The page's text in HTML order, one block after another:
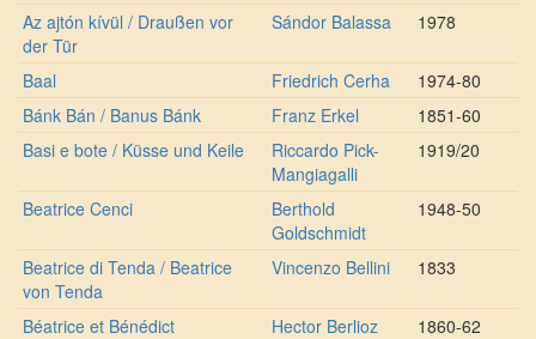
Az ajtón kívül / Draußen vor
der Tür
Sándor Balassa 1978
Baal Friedrich Cerha
1974-80
Bánk Bán / Banus Bánk
Franz Erkel
1851-60
Basi e bote / Küsse und Keile
Riccardo Pick-
Mangiagalli
1919/20
Beatrice Cenci
Berthold
Goldschmidt
1948-50
Beatrice di Tenda / Beatrice
von Tenda
Vincenzo Bellini 1833
Béatrice et Bénédict Hector Berlioz
1860-62